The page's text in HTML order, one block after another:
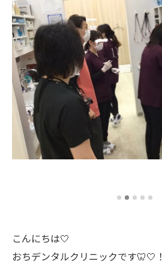
こんにちは🤍
おちデンタルクリニックです🦷🤍！